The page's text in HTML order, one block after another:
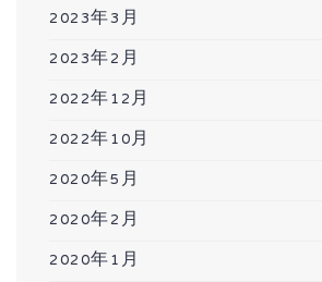
2023年3月
2023年2月
2022年12月
2022年10月
2020年5月
2020年2月
2020年1月